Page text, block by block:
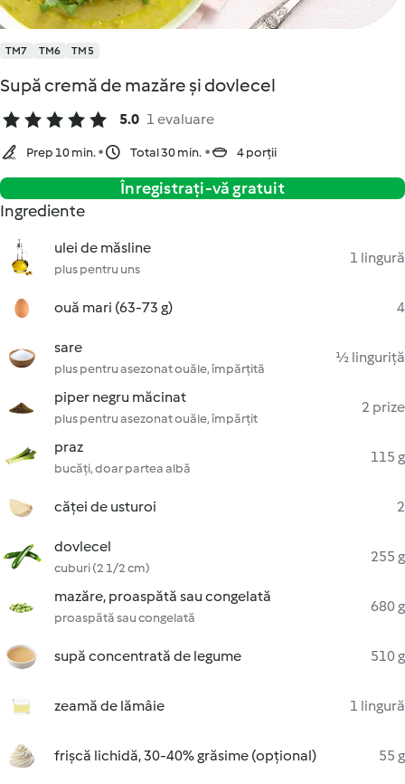
TM7 TM6 TM5
Supă cremă de mazăre și dovlecel
5.0 1 evaluare
Prep 10 min. Total 30 min. 4 porții
Înregistrați-vă gratuit
Ingrediente
ulei de măsline
plus pentru uns
1 lingură
ouă mari (63-73 g) 4
sare
plus pentru asezonat ouăle, împărțită
½ linguriță
piper negru măcinat
plus pentru asezonat ouăle, împărțit
2 prize
praz
bucăți, doar partea albă
115 g
căței de usturoi 2
dovlecel
cuburi (2 1/2 cm)
255 g
mazăre, proaspătă sau congelată
proaspătă sau congelată
680 g
supă concentrată de legume 510 g
zeamă de lămâie 1 lingură
frișcă lichidă, 30-40% grăsime (opțional) 55 g